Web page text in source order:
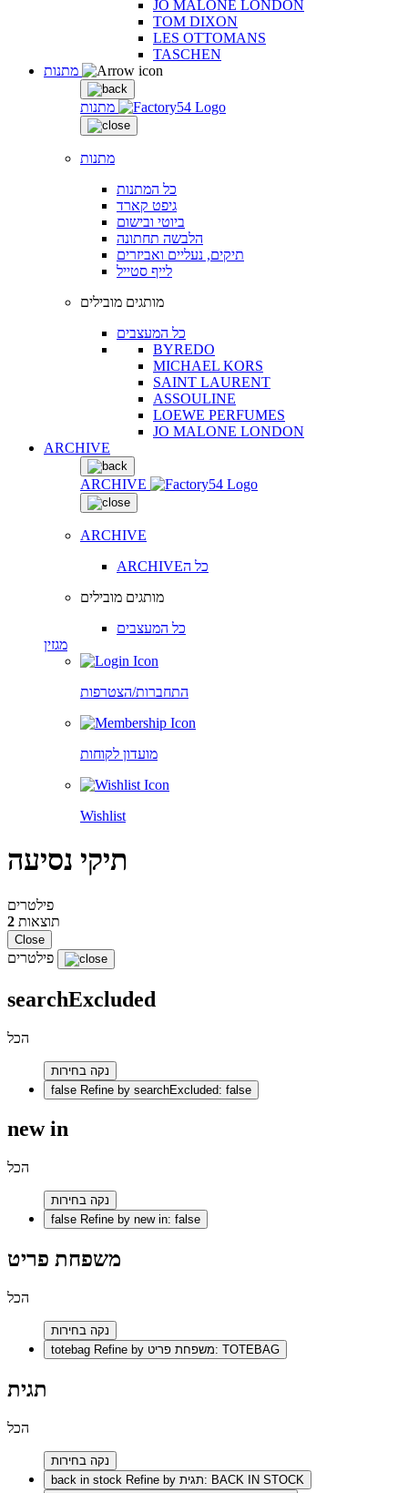
JO MALONE LONDON
TOM DIXON
LES OTTOMANS
TASCHEN
מתנות
מתנות
כל המתנות
גיפט קארד
ביוטי ובישום
הלבשה תחתונה
תיקים, נעליים ואביזרים
לייף סטייל
מותגים מובילים
כל המעצבים
BYREDO
MICHAEL KORS
SAINT LAURENT
ASSOULINE
LOEWE PERFUMES
JO MALONE LONDON
ARCHIVE
ARCHIVE
ARCHIVE
ARCHIVEכל ה
מותגים מובילים
כל המעצבים
מגזין
התחברות/הצטרפות
מועדון לקוחות
Wishlist
תיקי נסיעה
פילטרים
2 תוצאות
Close
searchExcluded
הכל
נקה בחירות
false Refine by searchExcluded: false
new in
הכל
נקה בחירות
false Refine by new in: false
משפחת פריט
הכל
נקה בחירות
totebag
Refine by משפחת פריט: TOTEBAG
תגית
הכל
נקה בחירות
back in stock
Refine by תגית: BACK IN STOCK